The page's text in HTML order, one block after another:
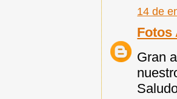
14 de
Fotos
Gran